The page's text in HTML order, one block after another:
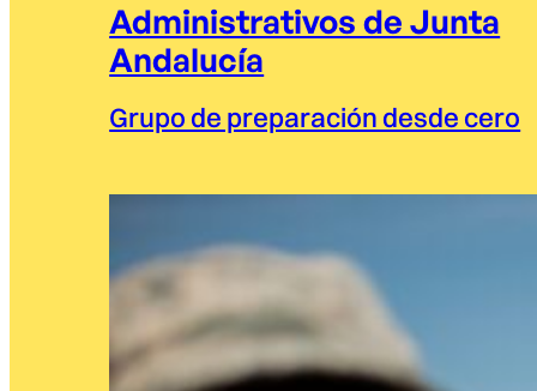
Administrativos de Junta
Andalucía
Grupo de preparación desde cero